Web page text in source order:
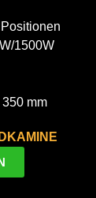
1500W
350 mm